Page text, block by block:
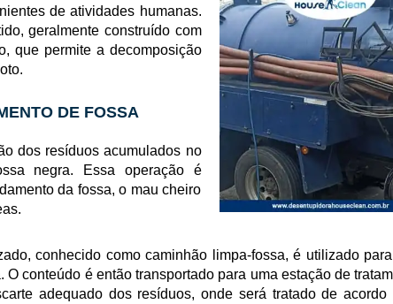
de atividades humanas.
geralmente construído com
que permite a decomposição
DE FOSSA
dos resíduos acumulados no
negra. Essa operação é
da fossa, o mau cheiro
conhecido como caminhão limpa-fossa, é utilizado
conteúdo é então transportado para uma estação de
adequado dos resíduos, onde será tratado de acordo